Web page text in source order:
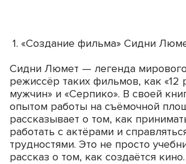
1. «Создание фильма» Сидни
Сидни Люмет — легенда
режиссёр таких фильмов, как «12
мужчин» и «Серпико». В своей
опытом работы на съёмочной
рассказывает о том, как
работать с актёрами и
трудностями. Это не просто
рассказ о том, как создаётся кино.